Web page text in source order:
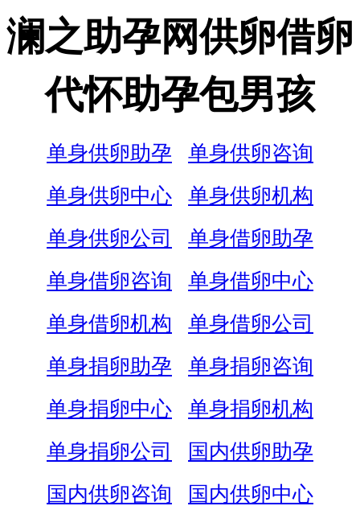
澜之助孕网供卵借卵
代怀助孕包男孩
单身供卵助孕
单身供卵咨询
单身供卵中心
单身供卵机构
单身供卵公司
单身借卵助孕
单身借卵咨询
单身借卵中心
单身借卵机构
单身借卵公司
单身捐卵助孕
单身捐卵咨询
单身捐卵中心
单身捐卵机构
单身捐卵公司
国内供卵助孕
国内供卵咨询
国内供卵中心